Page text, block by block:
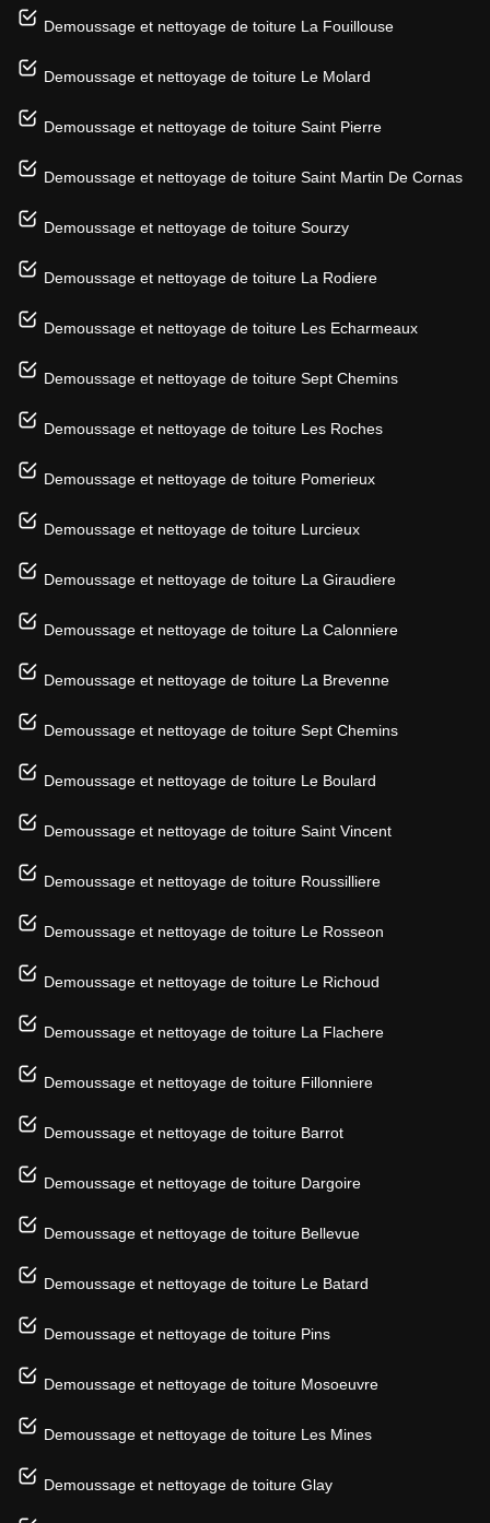
Demoussage et nettoyage de toiture La Fouillouse
Demoussage et nettoyage de toiture Le Molard
Demoussage et nettoyage de toiture Saint Pierre
Demoussage et nettoyage de toiture Saint Martin De Cornas
Demoussage et nettoyage de toiture Sourzy
Demoussage et nettoyage de toiture La Rodiere
Demoussage et nettoyage de toiture Les Echarmeaux
Demoussage et nettoyage de toiture Sept Chemins
Demoussage et nettoyage de toiture Les Roches
Demoussage et nettoyage de toiture Pomerieux
Demoussage et nettoyage de toiture Lurcieux
Demoussage et nettoyage de toiture La Giraudiere
Demoussage et nettoyage de toiture La Calonniere
Demoussage et nettoyage de toiture La Brevenne
Demoussage et nettoyage de toiture Sept Chemins
Demoussage et nettoyage de toiture Le Boulard
Demoussage et nettoyage de toiture Saint Vincent
Demoussage et nettoyage de toiture Roussilliere
Demoussage et nettoyage de toiture Le Rosseon
Demoussage et nettoyage de toiture Le Richoud
Demoussage et nettoyage de toiture La Flachere
Demoussage et nettoyage de toiture Fillonniere
Demoussage et nettoyage de toiture Barrot
Demoussage et nettoyage de toiture Dargoire
Demoussage et nettoyage de toiture Bellevue
Demoussage et nettoyage de toiture Le Batard
Demoussage et nettoyage de toiture Pins
Demoussage et nettoyage de toiture Mosoeuvre
Demoussage et nettoyage de toiture Les Mines
Demoussage et nettoyage de toiture Glay